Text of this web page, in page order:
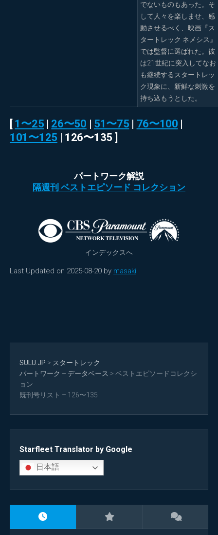
でないものもあった。そ
して人々を楽しませ、感
動させるべく、映画『ス
タートレック ネメシス』
では監督に選ばれた。彼
は21世紀に突入してなお
も継続するスタートレッ
ク現象に、新鮮な刺激を
持ち込もうとした。
[ 1〜25 | 26〜50 | 51〜75 | 76〜100 |
101〜125 | 126〜135 ]
パートワーク解説
隔週刊 ベストエピソード コレクション
インデックスへ
Last Updated on 2025-08-20 by masaki
SULU.JP > スタートレック
パートワーク – データベース > ベストエピソードコレクシ
ョン
既刊号リスト – 126〜135
Starfleet Translator by Google
日本語